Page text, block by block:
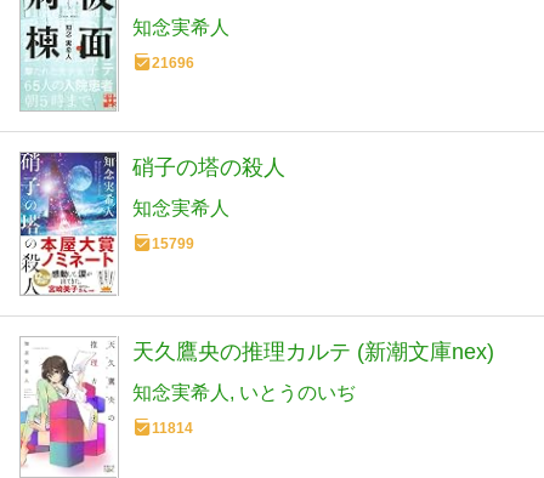
知念実希人
21696
硝子の塔の殺人
知念実希人
15799
天久鷹央の推理カルテ (新潮文庫nex)
知念実希人 いとうのいぢ
11814